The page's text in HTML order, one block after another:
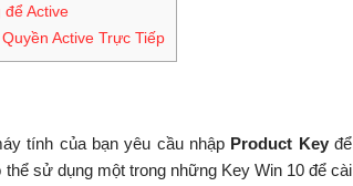
Active
Active Trực Tiếp
tính của bạn yêu cầu nhập Product Keyđể
sử dụng một trong những Key Win 10 để cài